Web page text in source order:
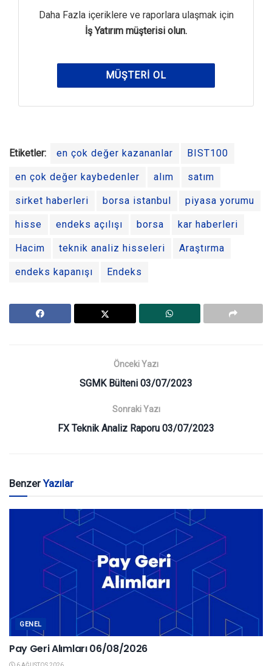
Daha Fazla içeriklere ve raporlara ulaşmak için
İş Yatırım müşterisi olun.
MÜŞTERI OL
Etiketler: en çok değer kazananlar BIST100
en çok değer kaybedenler alım satım
sirket haberleri borsa istanbul piyasa yorumu
hisse endeks açılışı borsa kar haberleri
Hacim teknik analiz hisseleri Araştırma
endeks kapanışı Endeks
Önceki Yazı
SGMK Bülteni 03/07/2023
Sonraki Yazı
FX Teknik Analiz Raporu 03/07/2023
BenzerYazılar
GENEL
Pay Geri Alımları 06/08/2026